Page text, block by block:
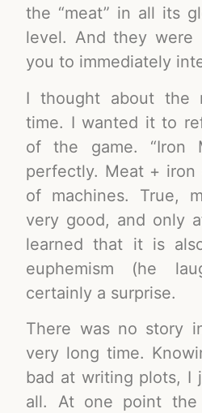
the “meat” in all its
level. And they were
you to immediately
I thought about the
time. I wanted it to
of the game. “Iron
perfectly. Meat + iron
of machines. True,
very good, and only
learned that it is
euphemism (he
certainly a surprise.
There was no story
very long time.
bad at writing plots, I
all. At one point the